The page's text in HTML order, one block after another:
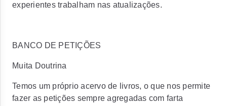
experientes trabalham nas atualizações.
BANCO DE PETIÇÕES
Muita Doutrina
Temos um próprio acervo de livros, o que nos permite
fazer as petições sempre agregadas com farta